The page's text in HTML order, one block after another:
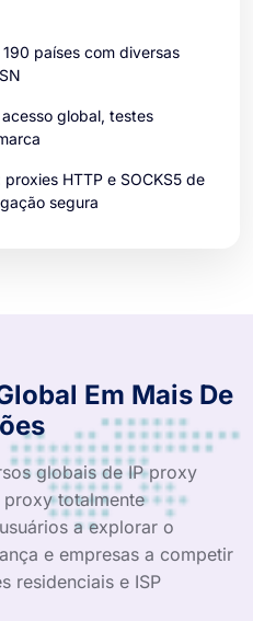
países com diversas
global, testes
HTTP e SOCKS5 de
segura
Em Mais De
globais de IP proxy
totalmente
a explorar o
e empresas a competir
residenciais e ISP